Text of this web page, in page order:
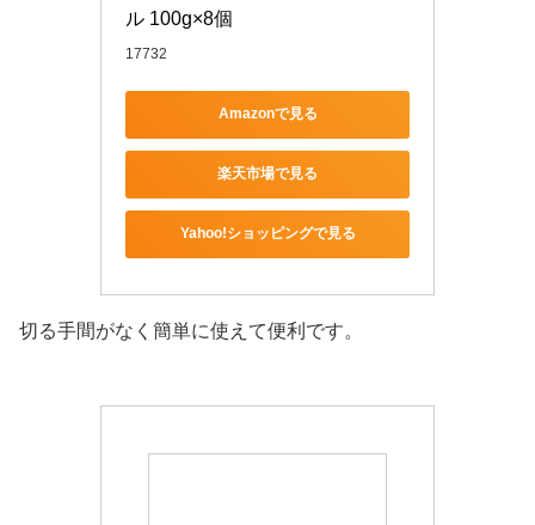
ル 100g×8個
17732
Amazonで見る
楽天市場で見る
Yahoo!ショッピングで見る
切る手間がなく簡単に使えて便利です。